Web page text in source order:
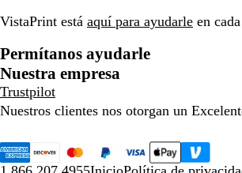
VistaPrint está aquí para ayudarle en
Permítanos ayudarle
Nuestra empresa
Trustpilot
Nuestros clientes nos otorgan un